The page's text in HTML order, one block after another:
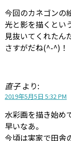
今回のカネゴンの
光と影を描くとい
見抜いてくれたん
さすがだね(^-^)！
直子 より:
2019年5月5日 5:32 PM
水彩画を描き始め
早いなあ。
今頃は実家で田舎